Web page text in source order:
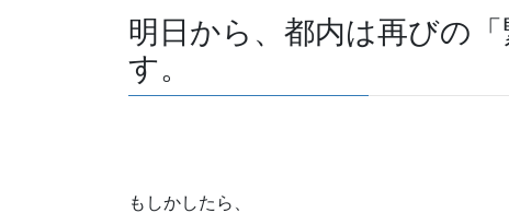
明日から、都内は再びの
す。
もしかしたら、